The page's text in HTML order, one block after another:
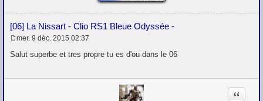
[06] La Nissart - Clio RS1 Bleue Odyssée -
e
a
mer. 9 déc. 2015 02:37
Salut superbe et tres propre tu es d'ou dans le 06
Citation